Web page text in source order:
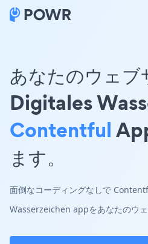
あなたのウェ
Digitales
Contentful
ます。
面倒なコーディングなしで
Wasserzeichen appをあなたのウェ